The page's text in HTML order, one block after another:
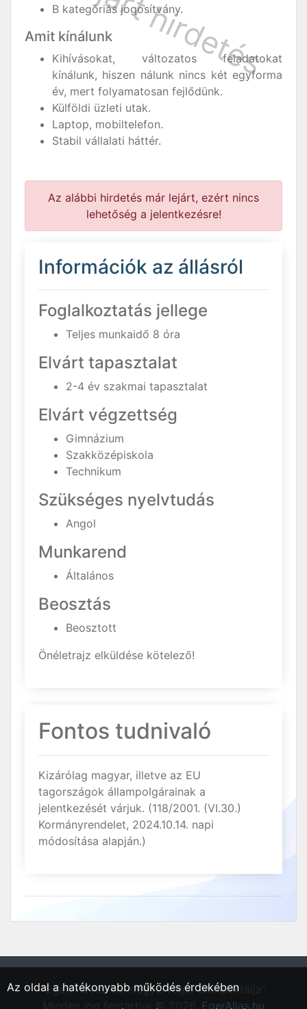
B kategóriás jogosítvány.
Amit kínálunk
Kihívásokat, változatos feladatokat
kínálunk, hiszen nálunk nincs két egyforma
év, mert folyamatosan fejlődünk.
Külföldi üzleti utak.
Laptop, mobiltelefon.
Stabil vállalati háttér.
Az alábbi hirdetés már lejárt, ezért nincs
lehetőség a jelentkezésre!
Információk az állásról
Foglalkoztatás jellege
Teljes munkaidő 8 óra
Elvárt tapasztalat
2-4 év szakmai tapasztalat
Elvárt végzettség
Gimnázium
Szakközépiskola
Technikum
Szükséges nyelvtudás
Angol
Munkarend
Általános
Beosztás
Beosztott
Önéletrajz elküldése kötelező!
Fontos tudnivaló
Kizárólag magyar, illetve az EU
tagországok állampolgárainak a
jelentkezését várjuk. (118/2001. (VI.30.)
Kormányrendelet, 2024.10.14. napi
módosítása alapján.)
"Eger, Heves vármegyei régió állásportálja"
Minden jog fentartva © 2026. EgerAllas.hu
Az oldal a hatékonyabb működés érdekében